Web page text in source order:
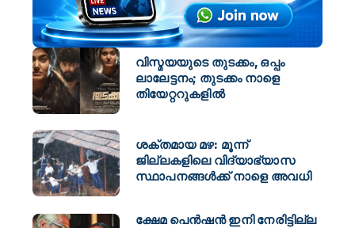
വിസ്മയയുടെ തുടക്കം, ഒപ്പം
ലാലേട്ടനം; തുടക്കം നാളെ
തിയേറ്ററുകളിൽ
ശക്തമായ മഴ: മൂന്ന്
ജില്ലകളിലെ വിദ്യാഭ്യാസ
സ്ഥാപനങ്ങള്‍ക്ക് നാളെ അവധി
ക്ഷേമ പെൻഷൻ ഇനി നേരിട്ടില്ല